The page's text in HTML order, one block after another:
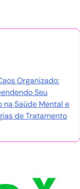
Organizado:
Seu
na Saúde Mental e
de Tratamento